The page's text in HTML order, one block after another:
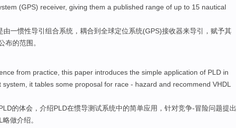
(GPS) receiver, giving them a published range of up to 15 nautical
由一惯性导引 组合系统 ， 耦合到全球定位系统(GPS)接收器来导引， 赋予其
布的范围 。
from practice , this paper introduces the simple application of PLD in
system , it tables some proposal for race - hazard and recommend VHDL
的体会 ， 介绍PLD在惯导测试系统中的简单应用 ， 针对竞争-冒险问题提出
略做介绍。